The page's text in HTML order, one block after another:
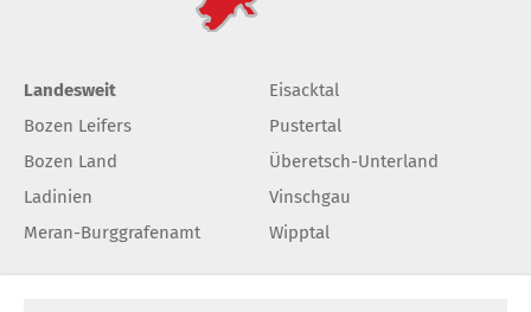
Landesweit
Bozen Leifers
Bozen Land
Ladinien
Meran-Burggrafenamt
Eisacktal
Pustertal
Überetsch-Unterland
Vinschgau
Wipptal